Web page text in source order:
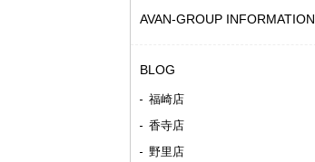
AVAN-GROUP INFORMATION
BLOG
福崎店
香寺店
野里店